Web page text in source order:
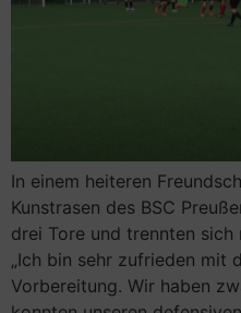
In einem heiteren
Kunstrasen des BSC
drei Tore und trennten sich
„Ich bin sehr zufrieden mit
Vorbereitung. Wir haben